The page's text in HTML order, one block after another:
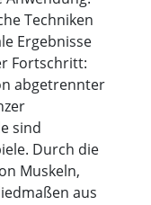
Techniken
Ergebnisse
Fortschritt:
abgetrennter
sind
Durch die
Muskeln,
aus